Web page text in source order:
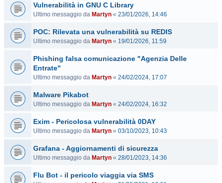
Vulnerabilità in GNU C Library
Ultimo messaggio da Martyn « 23/01/2026, 14:46
POC: Rilevata una vulnerabilità su REDIS
Ultimo messaggio da Martyn « 19/01/2026, 11:59
Phishing falsa comunicazione "Agenzia Delle
Entrate"
Ultimo messaggio da Martyn « 24/02/2024, 17:07
Malware Pikabot
Ultimo messaggio da Martyn « 24/02/2024, 16:32
Exim - Pericolosa vulnerabilità 0DAY
Ultimo messaggio da Martyn « 03/10/2023, 10:43
Grafana - Aggiornamenti di sicurezza
Ultimo messaggio da Martyn « 28/01/2023, 14:36
Flu Bot - il pericolo viaggia via SMS